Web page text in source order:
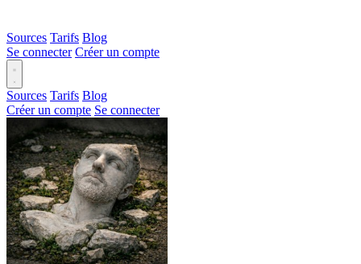
Sources Tarifs Blog
Se connecter Créer un compte
Sources Tarifs Blog
Créer un compte Se connecter